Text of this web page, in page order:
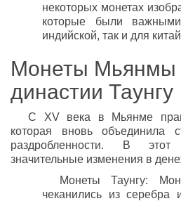
некоторых монетах
которые были
индийской, так и для
Монеты Мьянмы
династии Таунгу
С XV века в Мьянме
которая вновь объединила
раздробленности. В
значительные изменения в
Монеты Таунгу:
чеканились из серебра